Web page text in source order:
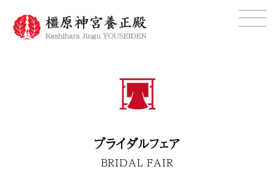
ブライダルフェア
BRIDAL FAIR